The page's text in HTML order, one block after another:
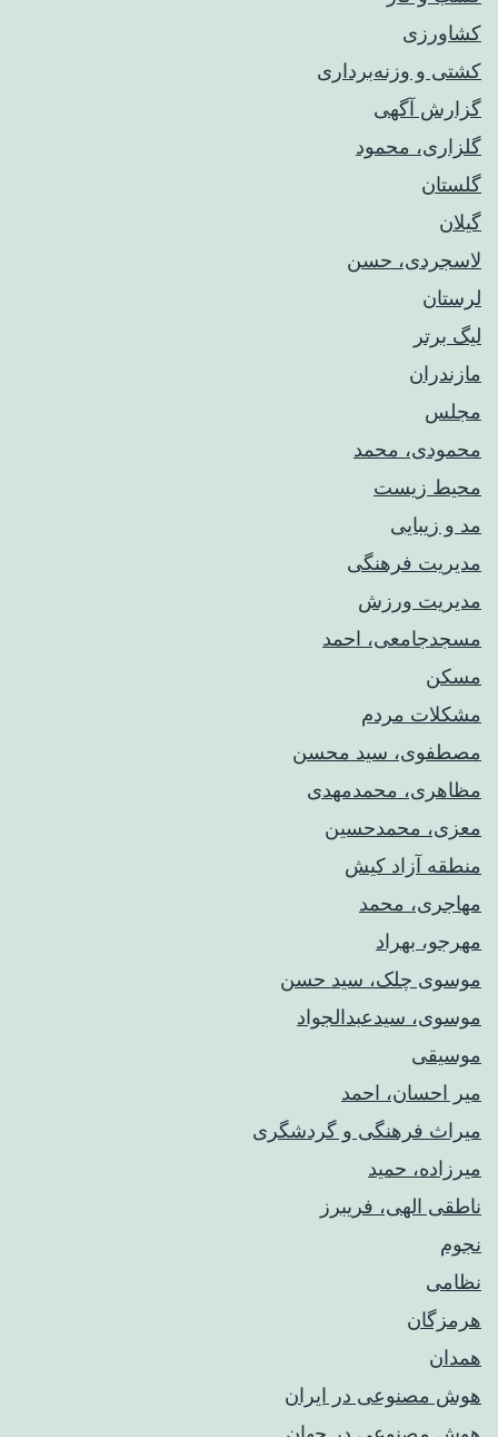
کشاورزی
کشتی و وزنه‌برداری
گزارش آگهی
گلزاری، محمود
گلستان
گیلان
لاسجردی، حسن
لرستان
لیگ برتر
مازندران
مجلس
محمودی، محمد
محیط زیست
مد و زیبایی
مدیریت فرهنگی
مدیریت ورزش
مسجدجامعی، احمد
مسکن
مشکلات مردم
مصطفوی، سید محسن
مظاهری، محمدمهدی
معزی، محمدحسین
منطقه آزاد کیش
مهاجری، محمد
مهرجو، بهراد
موسوی چلک، سید حسن
موسوی، سیدعبدالجواد
موسیقی
میر احسان، احمد
میراث فرهنگی و گردشگری
میرزاده، حمید
ناطقی الهی، فریبرز
نجوم
نظامی
هرمزگان
همدان
هوش مصنوعی در ایران